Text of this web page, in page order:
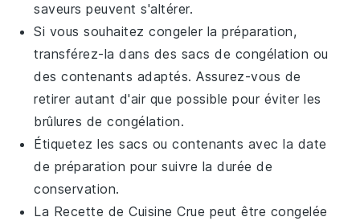
saveurs peuvent s'altérer.
Si vous souhaitez congeler la préparation,
transférez-la dans des sacs de congélation ou
des contenants adaptés. Assurez-vous de
retirer autant d'air que possible pour éviter les
brûlures de congélation.
Étiquetez les sacs ou contenants avec la date
de préparation pour suivre la durée de
conservation.
La Recette de Cuisine Crue peut être congelée